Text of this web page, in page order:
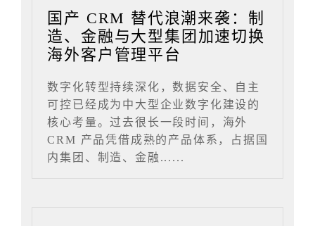
国产 CRM 替代浪潮来袭：制
造、金融与大型集团加速切换
海外客户管理平台
数字化转型持续深化，数据安全、自主
可控已经成为中大型企业数字化建设的
核心考量。过去很长一段时间，海外
CRM 产品凭借成熟的产品体系，占据国
内集团、制造、金融......